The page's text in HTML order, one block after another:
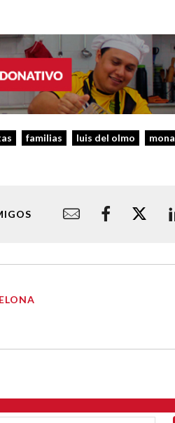
familias luis del olmo mona